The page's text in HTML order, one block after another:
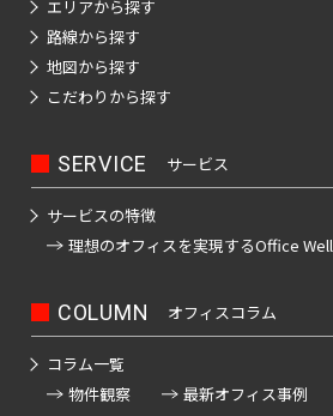
エリアから探す
路線から探す
地図から探す
こだわりから探す
SERVICE サービス
サービスの特徴
理想のオフィスを実現するOffice Well
COLUMN オフィスコラム
コラム一覧
物件観察
最新オフィス事例